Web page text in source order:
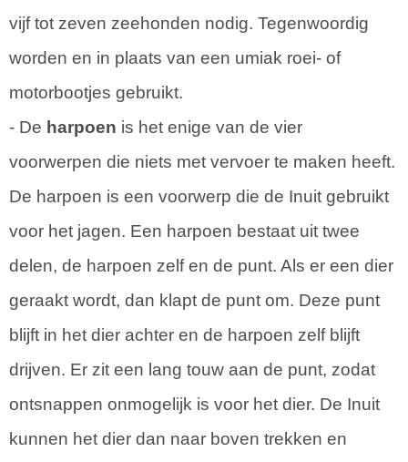
vijf tot zeven zeehonden nodig. Tegenwoordig
worden en in plaats van een umiak roei- of
motorbootjes gebruikt.
- De harpoen is het enige van de vier
voorwerpen die niets met vervoer te maken heeft.
De harpoen is een voorwerp die de Inuit gebruikt
voor het jagen. Een harpoen bestaat uit twee
delen, de harpoen zelf en de punt. Als er een dier
geraakt wordt, dan klapt de punt om. Deze punt
blijft in het dier achter en de harpoen zelf blijft
drijven. Er zit een lang touw aan de punt, zodat
ontsnappen onmogelijk is voor het dier. De Inuit
kunnen het dier dan naar boven trekken en